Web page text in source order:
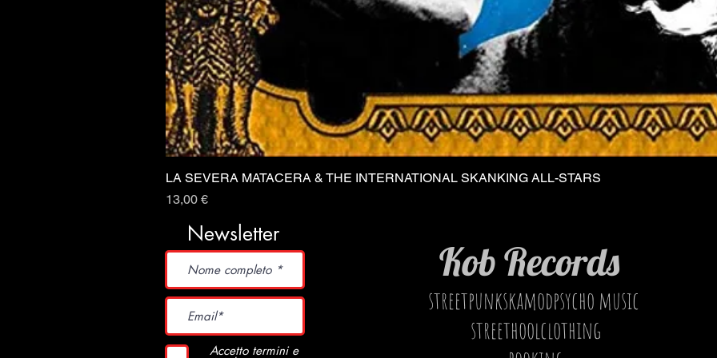
Vista rapida
LA SEVERA MATACERA & THE INTERNATIONAL SKANKING ALL-STARS
Prezzo
13,00 €
Kob Records
streetpunkskamodpsycho music
streethoolclothing
Newsletter
Accetto termini e